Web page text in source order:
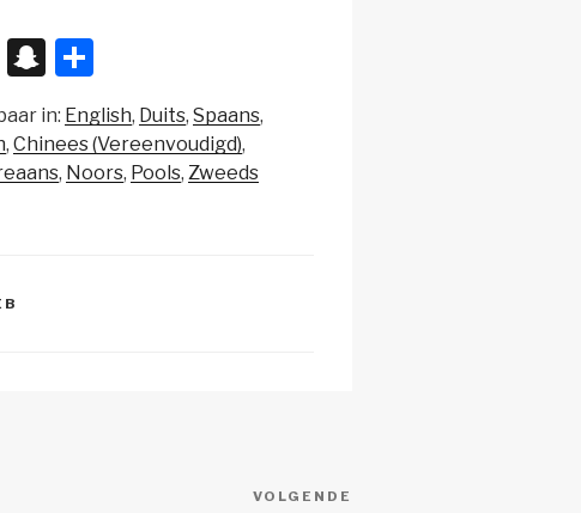
X
S
n
a
p
el
e
n
in: English Duits Spaans
Chinees (Vereenvoudigd)
Noors Pools Zweeds
VOLGENDE